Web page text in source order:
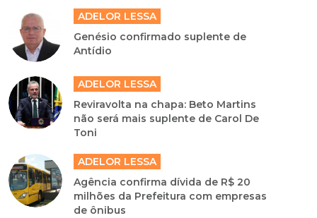
ADELOR LESSA
Genésio confirmado suplente de
Antídio
ADELOR LESSA
Reviravolta na chapa: Beto Martins
não será mais suplente de Carol De
Toni
ADELOR LESSA
Agência confirma dívida de R$ 20
milhões da Prefeitura com empresas
de ônibus